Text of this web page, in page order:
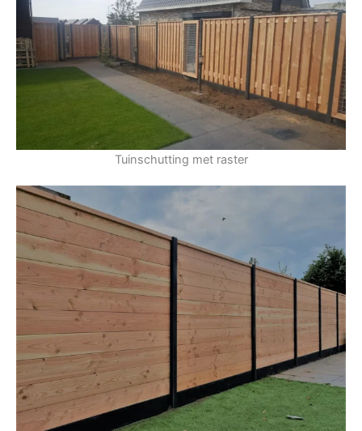
Tuinschutting met raster